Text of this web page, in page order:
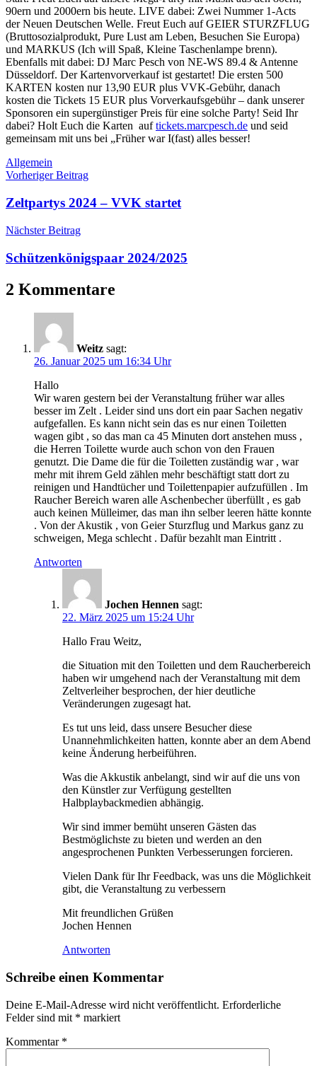
90ern und 2000ern bis heute. LIVE dabei: Zwei Nummer 1-Acts
der Neuen Deutschen Welle. Freut Euch auf GEIER STURZFLUG
(Bruttosozialprodukt, Pure Lust am Leben, Besuchen Sie Europa)
und MARKUS (Ich will Spaß, Kleine Taschenlampe brenn).
Ebenfalls mit dabei: DJ Marc Pesch von NE-WS 89.4 & Antenne
Düsseldorf. Der Kartenvorverkauf ist gestartet! Die ersten 500
KARTEN kosten nur 13,90 EUR plus VVK-Gebühr, danach
kosten die Tickets 15 EUR plus Vorverkaufsgebühr – dank unserer
Sponsoren ein supergünstiger Preis für eine solche Party! Seid Ihr
dabei? Holt Euch die Karten auftickets.marcpesch.de und seid
gemeinsam mit uns bei „Früher war I(fast) alles besser!
Allgemein
Beitragsnavigation
Vorheriger Beitrag
Zeltpartys 2024 – VVK startet
Nächster Beitrag
Schützenkönigspaar 2024/2025
2 Kommentare
Weitz sagt:
26. Januar 2025 um 16:34 Uhr
Hallo
Wir waren gestern bei der Veranstaltung früher war alles
besser im Zelt . Leider sind uns dort ein paar Sachen negativ
aufgefallen. Es kann nicht sein das es nur einen Toiletten
wagen gibt , so das man ca 45 Minuten dort anstehen muss ,
die Herren Toilette wurde auch schon von den Frauen
genutzt. Die Dame die für die Toiletten zuständig war , war
mehr mit ihrem Geld zählen mehr beschäftigt statt dort zu
reinigen und Handtücher und Toilettenpapier aufzufüllen . Im
Raucher Bereich waren alle Aschenbecher überfüllt , es gab
auch keinen Mülleimer, das man ihn selber leeren hätte konnte
. Von der Akustik , von Geier Sturzflug und Markus ganz zu
schweigen, Mega schlecht . Dafür bezahlt man Eintritt .
Antworten
Jochen Hennen sagt:
22. März 2025 um 15:24 Uhr
Hallo Frau Weitz,
die Situation mit den Toiletten und dem Raucherbereich
haben wir umgehend nach der Veranstaltung mit dem
Zeltverleiher besprochen, der hier deutliche
Veränderungen zugesagt hat.
Es tut uns leid, dass unsere Besucher diese
Unannehmlichkeiten hatten, konnte aber an dem Abend
keine Änderung herbeiführen.
Was die Akkustik anbelangt, sind wir auf die uns von
den Künstler zur Verfügung gestellten
Halbplaybackmedien abhängig.
Wir sind immer bemüht unseren Gästen das
Bestmöglichste zu bieten und werden an den
angesprochenen Punkten Verbesserungen forcieren.
Vielen Dank für Ihr Feedback, was uns die Möglichkeit
gibt, die Veranstaltung zu verbessern
Mit freundlichen Grüßen
Jochen Hennen
Antworten
Schreibe einen Kommentar
Deine E-Mail-Adresse wird nicht veröffentlicht. Erforderliche
Felder sind mit * markiert
Kommentar *